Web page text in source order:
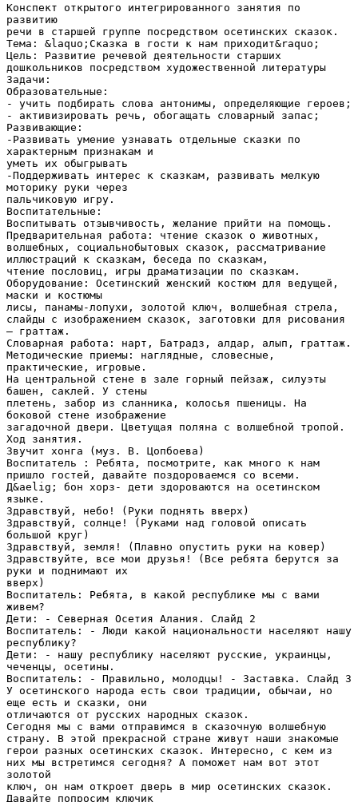
Конспект открытого интегрированного занятия по
развитию
речи в старшей группе посредством осетинских сказок.
Тема: &laquo;Сказка в гости к нам приходит&raquo;
Цель: Развитие речевой деятельности старших
дошкольников посредством художественной литературы
Задачи:
Образовательные:
- учить подбирать слова антонимы, определяющие героев;
- активизировать речь, обогащать словарный запас;
Развивающие:
-Развивать умение узнавать отдельные сказки по
характерным признакам и
уметь их обыгрывать
-Поддерживать интерес к сказкам, развивать мелкую
моторику руки через
пальчиковую игру.
Воспитательные:
Воспитывать отзывчивость, желание прийти на помощь.
Предварительная работа: чтение сказок о животных,
волшебных, социальнобытовых сказок, рассматривание
иллюстраций к сказкам, беседа по сказкам,
чтение пословиц, игры драматизации по сказкам.
Оборудование: Осетинский женский костюм для ведущей,
маски и костюмы
лисы, панамы-лопухи, золотой ключ, волшебная стрела,
слайды с изображением сказок, заготовки для рисования
– граттаж.
Словарная работа: нарт, Батрадз, алдар, алып, граттаж.
Методические приемы: наглядные, словесные,
практические, игровые.
На центральной стене в зале горный пейзаж, силуэты
башен, саклей. У стены
плетень, забор из сланника, колосья пшеницы. На
боковой стене изображение
загадочной двери. Цветущая поляна с волшебной тропой.
Ход занятия.
Звучит хонга (муз. В. Цопбоева)
Воспитатель : Ребята, посмотрите, как много к нам
пришло гостей, давайте поздороваемся со всеми.
Д&aelig; бон хорз- дети здороваются на осетинском
языке.
Здравствуй, небо! (Руки поднять вверх)
Здравствуй, солнце! (Руками над головой описать
большой круг)
Здравствуй, земля! (Плавно опустить руки на ковер)
Здравствуйте, все мои друзья! (Все ребята берутся за
руки и поднимают их
вверх)
Воспитатель: Ребята, в какой республике мы с вами
живем?
Дети: - Северная Осетия Алания. Слайд 2
Воспитатель: - Люди какой национальности населяют нашу
республику?
Дети: - нашу республику населяют русские, украинцы,
чеченцы, осетины.
Воспитатель: - Правильно, молодцы! - Заставка. Слайд 3
У осетинского народа есть свои традиции, обычаи, но
еще есть и сказки, они
отличаются от русских народных сказок.
Сегодня мы с вами отправимся в сказочную волшебную
страну. В этой прекрасной стране живут наши знакомые
герои разных осетинских сказок. Интересно, с кем из
них мы встретимся сегодня? А поможет нам вот этот
золотой
ключ, он нам откроет дверь в мир осетинских сказок.
Давайте попросим ключик